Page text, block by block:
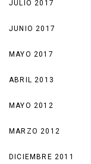
JULIO 2017
JUNIO 2017
MAYO 2017
ABRIL 2013
MAYO 2012
MARZO 2012
DICIEMBRE 2011